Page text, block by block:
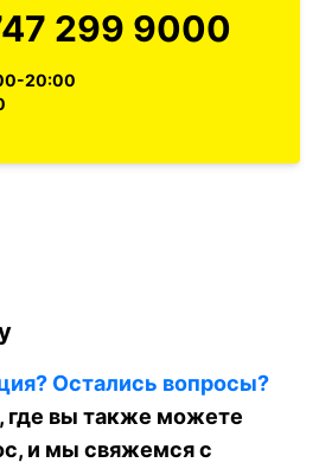
299 9000
20:00
Остались вопросы?
где вы также можете
и мы свяжемся с